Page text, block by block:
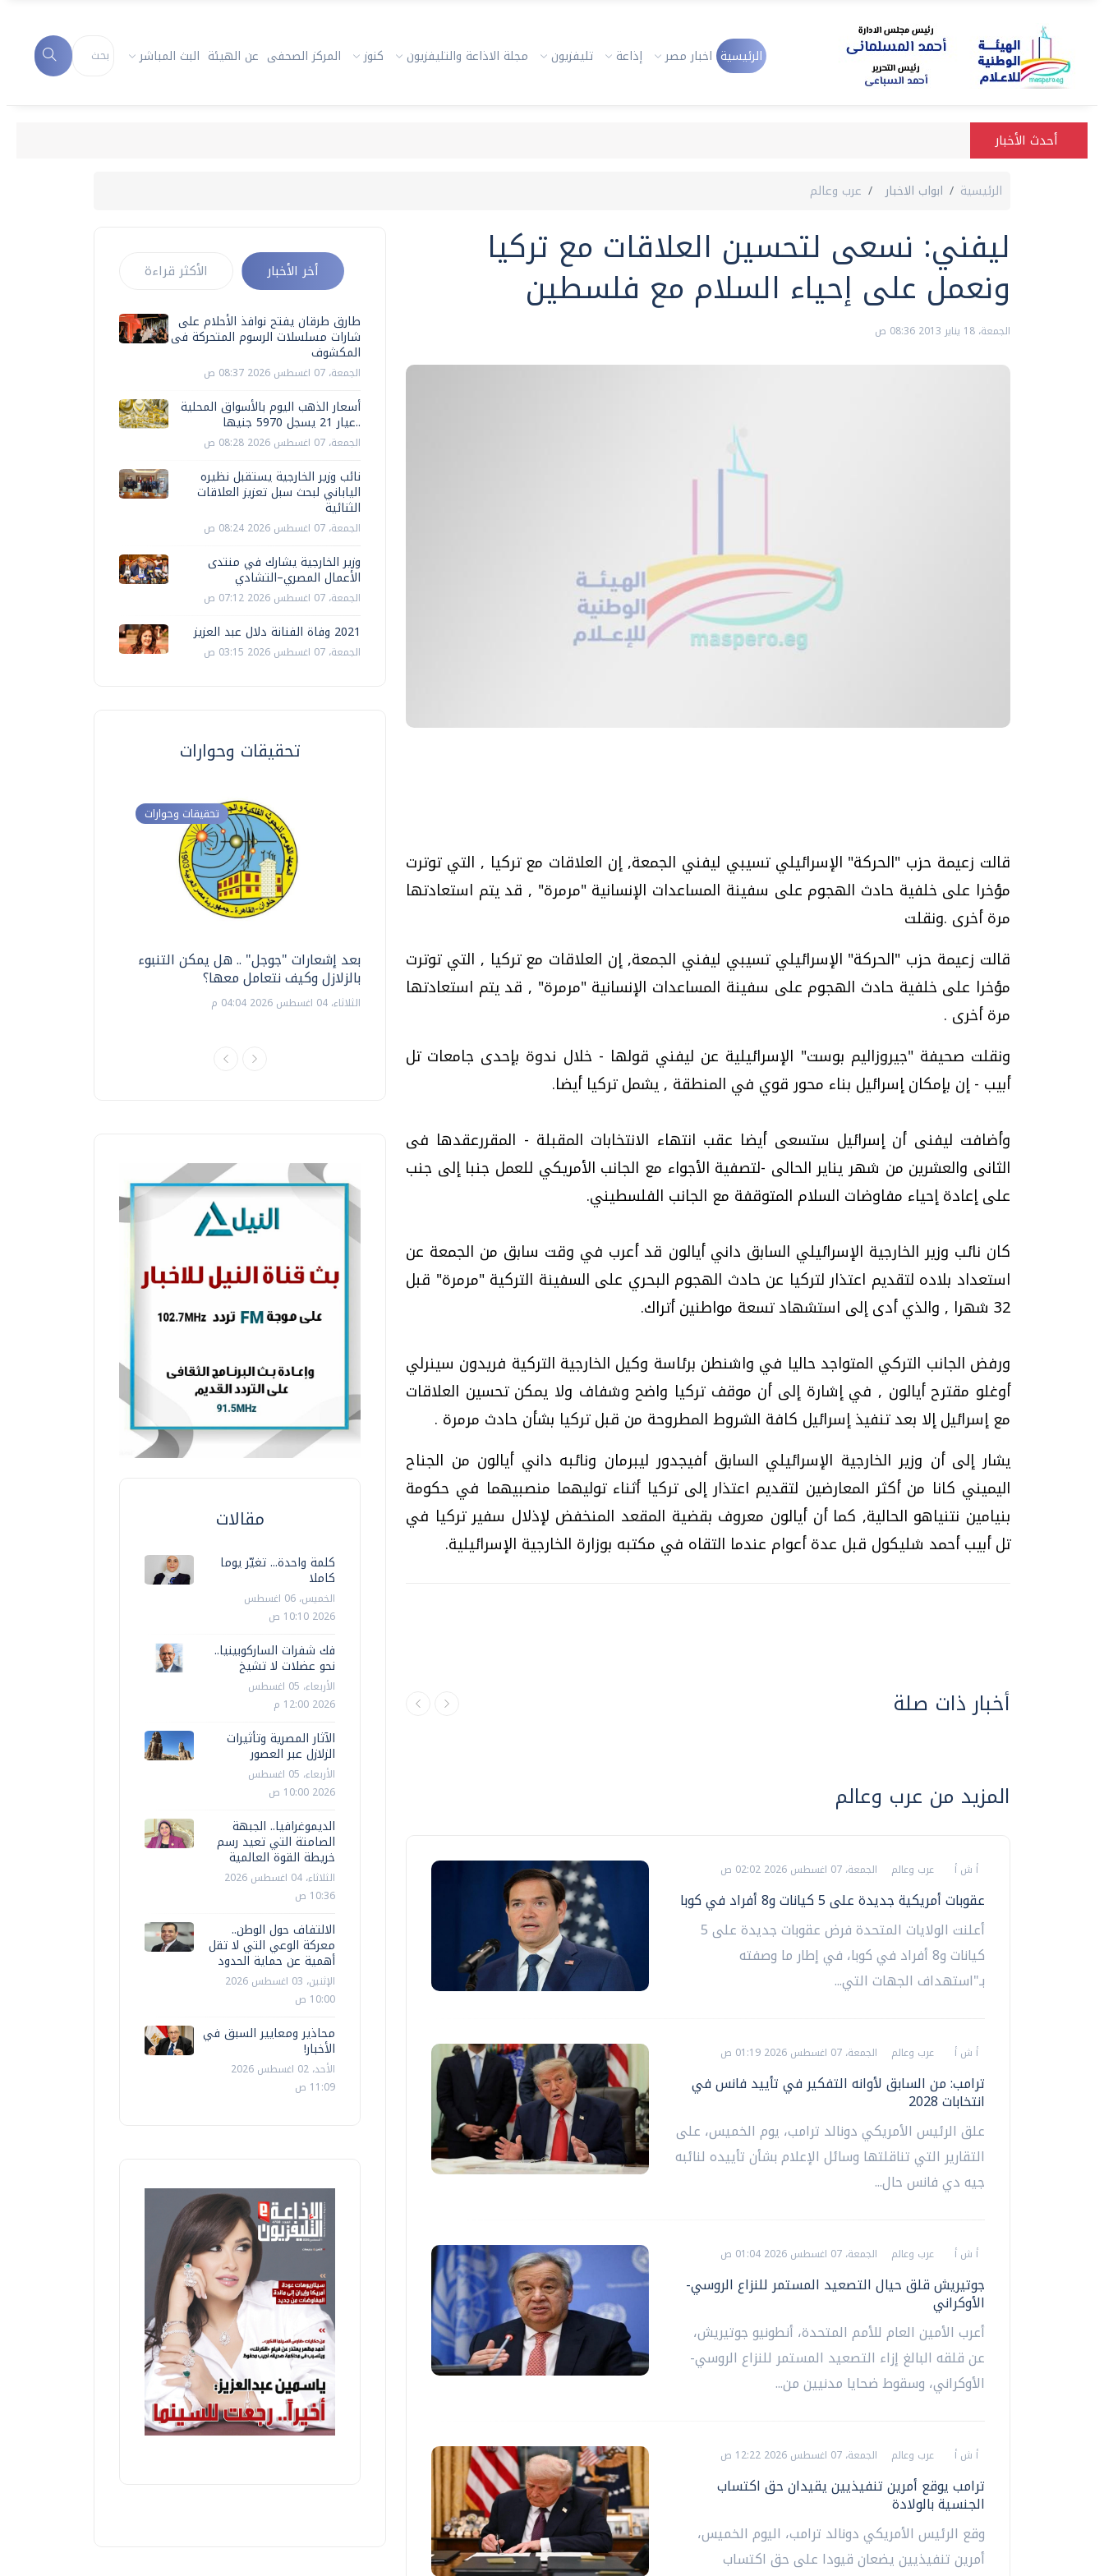
الرئيسية اخبار مصر إذاعة تليفزيون مجلة الاذاعة والتليفزيون كنوز المركز الصحفى عن الهيئة البث المباشر
أحدث الأخبار
الرئيسية ابواب الاخبار عرب وعالم
ليفني: نسعى لتحسين العلاقات مع تركيا
ونعمل على إحياء السلام مع فلسطين
الجمعة، 18 يناير 2013 08:36 ص
قالت زعيمة حزب "الحركة" الإسرائيلي تسيبي ليفني الجمعة, إن العلاقات مع تركيا , التي توترت
مؤخرا على خلفية حادث الهجوم على سفينة المساعدات الإنسانية "مرمرة" , قد يتم استعادتها
مرة أخرى .ونقلت
قالت زعيمة حزب "الحركة" الإسرائيلي تسيبي ليفني الجمعة, إن العلاقات مع تركيا , التي توترت
مؤخرا على خلفية حادث الهجوم على سفينة المساعدات الإنسانية "مرمرة" , قد يتم استعادتها
مرة أخرى .
ونقلت صحيفة "جيروزاليم بوست" الإسرائيلية عن ليفني قولها - خلال ندوة بإحدى جامعات تل
أبيب - إن بإمكان إسرائيل بناء محور قوي في المنطقة , يشمل تركيا أيضا.
وأضافت ليفنى أن إسرائيل ستسعى أيضا عقب انتهاء الانتخابات المقبلة - المقررعقدها فى
الثانى والعشرين من شهر يناير الحالى -لتصفية الأجواء مع الجانب الأمريكي للعمل جنبا إلى جنب
على إعادة إحياء مفاوضات السلام المتوقفة مع الجانب الفلسطيني.
كان نائب وزير الخارجية الإسرائيلي السابق داني أيالون قد أعرب في وقت سابق من الجمعة عن
استعداد بلاده لتقديم اعتذار لتركيا عن حادث الهجوم البحري على السفينة التركية "مرمرة" قبل
32 شهرا , والذي أدى إلى استشهاد تسعة مواطنين أتراك.
ورفض الجانب التركي المتواجد حاليا في واشنطن برئاسة وكيل الخارجية التركية فريدون سينرلي
أوغلو مقترح أيالون , في إشارة إلى أن موقف تركيا واضح وشفاف ولا يمكن تحسين العلاقات
مع إسرائيل إلا بعد تنفيذ إسرائيل كافة الشروط المطروحة من قبل تركيا بشأن حادث مرمرة .
يشار إلى أن وزير الخارجية الإسرائيلي السابق أفيجدور ليبرمان ونائبه داني أيالون من الجناح
اليميني كانا من أكثر المعارضين لتقديم اعتذار إلى تركيا أثناء توليهما منصبيهما في حكومة
بنيامين نتنياهو الحالية, كما أن أيالون معروف بقضية المقعد المنخفض لإذلال سفير تركيا في
تل أبيب أحمد شليكول قبل عدة أعوام عندما التقاه في مكتبه بوزارة الخارجية الإسرائيلية.
أخبار ذات صلة
المزيد من عرب وعالم
أ ش أ عرب وعالم الجمعة، 07 اغسطس 2026 02:02 ص
عقوبات أمريكية جديدة على 5 كيانات و8 أفراد في كوبا
أعلنت الولايات المتحدة فرض عقوبات جديدة على 5
كيانات و8 أفراد في كوبا، في إطار ما وصفته
بـ"استهداف الجهات التي...
أ ش أ عرب وعالم الجمعة، 07 اغسطس 2026 01:19 ص
ترامب: من السابق لأوانه التفكير في تأييد فانس في
انتخابات 2028
علق الرئيس الأمريكي دونالد ترامب، يوم الخميس، على
التقارير التي تناقلتها وسائل الإعلام بشأن تأييده لنائبه
جيه دي فانس حال...
أ ش أ عرب وعالم الجمعة، 07 اغسطس 2026 01:04 ص
جوتيريش قلق حيال التصعيد المستمر للنزاع الروسي-
الأوكراني
أعرب الأمين العام للأمم المتحدة، أنطونيو جوتيريش،
عن قلقه البالغ إزاء التصعيد المستمر للنزاع الروسي-
الأوكراني، وسقوط ضحايا مدنيين من...
أ ش أ عرب وعالم الجمعة، 07 اغسطس 2026 12:22 ص
ترامب يوقع أمرين تنفيذيين يقيدان حق اكتساب
الجنسية بالولادة
وقع الرئيس الأمريكي دونالد ترامب، اليوم الخميس،
أمرين تنفيذيين يضعان قيودا على حق اكتساب
أخر الأخبار الأكثر قراءة
طارق طرقان يفتح نوافذ الأحلام على
شارات مسلسلات الرسوم المتحركة فى
المكشوف
الجمعة، 07 اغسطس 2026 08:37 ص
أسعار الذهب اليوم بالأسواق المحلية
..عيار 21 يسجل 5970 جنيها
الجمعة، 07 اغسطس 2026 08:28 ص
نائب وزير الخارجية يستقبل نظيره
الياباني لبحث سبل تعزيز العلاقات
الثنائية
الجمعة، 07 اغسطس 2026 08:24 ص
وزير الخارجية يشارك في منتدى
الأعمال المصري–التشادي
الجمعة، 07 اغسطس 2026 07:12 ص
2021 وفاة الفنانة دلال عبد العزيز
الجمعة، 07 اغسطس 2026 03:15 ص
تحقيقات وحوارات
تحقيقات وحوارات
بعد إشعارات "جوجل" .. هل يمكن التنبوء
بالزلازل وكيف نتعامل معها؟
الثلاثاء، 04 اغسطس 2026 04:04 م
دليلك للتنسيق الجامعي .. تساؤلات
وإجابات
فيديو.. الإعلام الرقمي.. تقنيات واعدة
وتحديات هائلة
الخميس، 30 يوليو 2026 01:09 م
موجات الطقس الساخنة.. لماذا تحدث وكيف
مقالات
كلمة واحدة... تغيّر يوما
كاملا
الخميس، 06 اغسطس
2026 10:10 ص
فك شفرات الساركوبينيا..
نحو عضلات لا تشيخ
الأربعاء، 05 اغسطس
2026 12:00 م
الآثار المصرية وتأثيرات
الزلازل عبر العصور
الأربعاء، 05 اغسطس
2026 10:00 ص
الديموغرافيا.. الجبهة
الصامتة التي تعيد رسم
خريطة القوة العالمية
الثلاثاء، 04 اغسطس 2026
10:36 ص
الالتفاف حول الوطن..
معركة الوعي التي لا تقل
أهمية عن حماية الحدود
الإثنين، 03 اغسطس 2026
10:00 ص
محاذير ومعايير السبق في
الأخبار!
الأحد، 02 اغسطس 2026
11:09 ص